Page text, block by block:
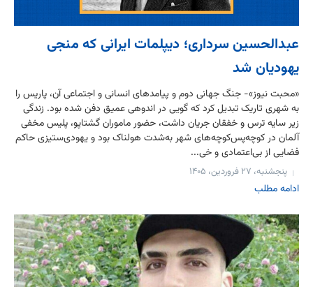
عبدالحسین سرداری؛ دیپلمات ایرانی که منجی
یهودیان شد
«محبت نیوز»- جنگ جهانی دوم و پیامدهای انسانی و اجتماعی‌ آن، پاریس را
به شهری تاریک تبدیل کرد که گویی در اندوهی عمیق دفن شده بود. زندگی
زیر سایه ترس و خفقان جریان داشت، حضور ماموران گشتاپو، پلیس مخفی
آلمان در کوچه‌پس‌کوچه‌های شهر به‌شدت هولناک بود و یهودی‌ستیزی حاکم
فضایی از بی‌اعتمادی و خی...
پنجشنبه، ۲۷ فروردین، ۱۴۰۵
ادامه مطلب